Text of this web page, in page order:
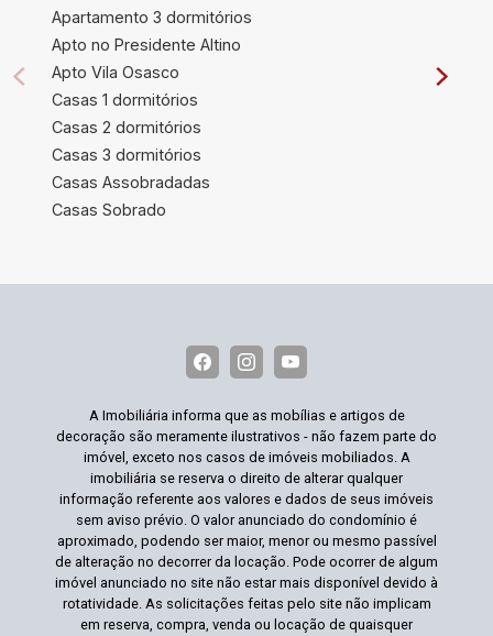
Apartamento 3 dormitórios
Apto no Presidente Altino
Apto Vila Osasco
Casas 1 dormitórios
Casas 2 dormitórios
Casas 3 dormitórios
Casas Assobradadas
Casas Sobrado
A Imobiliária informa que as mobílias e artigos de
decoração são meramente ilustrativos - não fazem parte do
imóvel, exceto nos casos de imóveis mobiliados. A
imobiliária se reserva o direito de alterar qualquer
informação referente aos valores e dados de seus imóveis
sem aviso prévio. O valor anunciado do condomínio é
aproximado, podendo ser maior, menor ou mesmo passível
de alteração no decorrer da locação. Pode ocorrer de algum
imóvel anunciado no site não estar mais disponível devido à
rotatividade. As solicitações feitas pelo site não implicam
em reserva, compra, venda ou locação de quaisquer